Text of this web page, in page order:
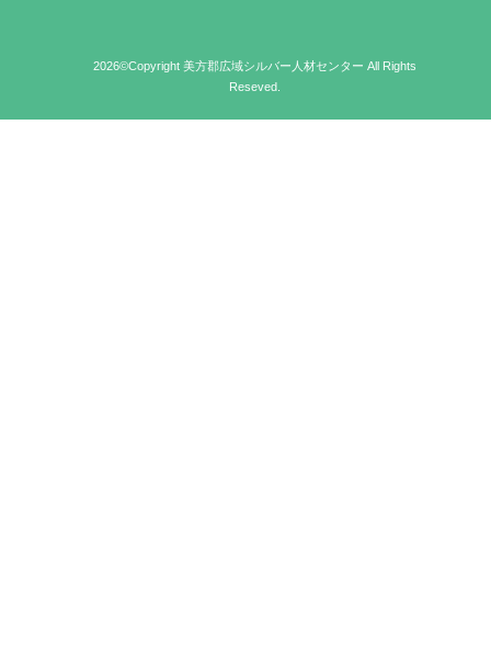
2026©Copyright 美方郡広域シルバー人材センター All Rights
Reseved.